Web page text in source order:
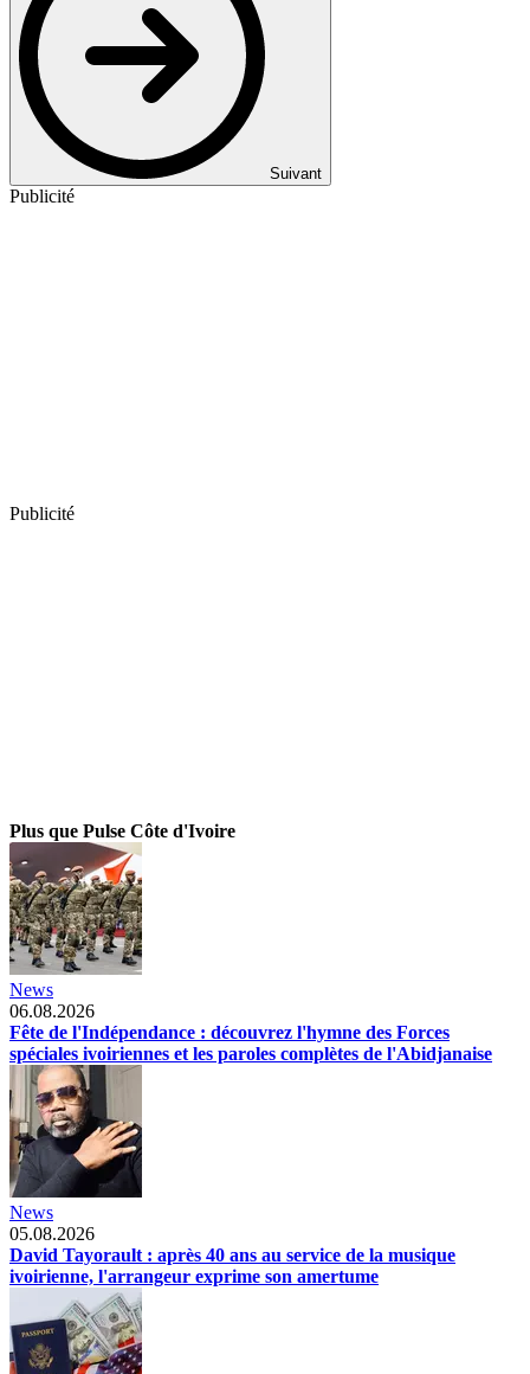
Suivant
Publicité
Publicité
Plus que Pulse Côte d'Ivoire
News
06.08.2026
Fête de l'Indépendance : découvrez l'hymne des Forces
spéciales ivoiriennes et les paroles complètes de l'Abidjanaise
News
05.08.2026
David Tayorault : après 40 ans au service de la musique
ivoirienne, l'arrangeur exprime son amertume